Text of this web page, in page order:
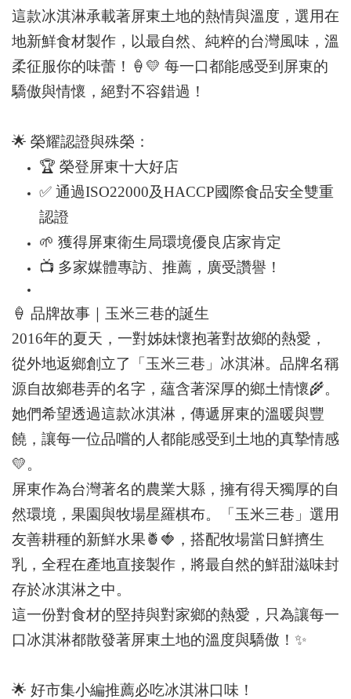
這款冰淇淋承載著屏東土地的熱情與溫度，選用在
地新鮮食材製作，以最自然、純粹的台灣風味，溫
柔征服你的味蕾！ 🍦💛 每一口都能感受到屏東的
驕傲與情懷，絕對不容錯過！
🌟 榮耀認證與殊榮：
🏆 榮登屏東十大好店
✅ 通過ISO22000及HACCP國際食品安全雙重
認證
🌱 獲得屏東衛生局環境優良店家肯定
📺 多家媒體專訪、推薦，廣受讚譽！
🍦 品牌故事｜玉米三巷的誕生
2016年的夏天，一對姊妹懷抱著對故鄉的熱愛，
從外地返鄉創立了「玉米三巷」冰淇淋。品牌名稱
源自故鄉巷弄的名字，蘊含著深厚的鄉土情懷🌾。
她們希望透過這款冰淇淋，傳遞屏東的溫暖與豐
饒，讓每一位品嚐的人都能感受到土地的真摯情感
💛。
屏東作為台灣著名的農業大縣，擁有得天獨厚的自
然環境，果園與牧場星羅棋布。「玉米三巷」選用
友善耕種的新鮮水果🍍🍓 ，搭配牧場當日鮮擠生
乳，全程在產地直接製作，將最自然的鮮甜滋味封
存於冰淇淋之中。
這一份對食材的堅持與對家鄉的熱愛，只為讓每一
口冰淇淋都散發著屏東土地的溫度與驕傲！ ✨
🌟 好市集小編推薦必吃冰淇淋口味！